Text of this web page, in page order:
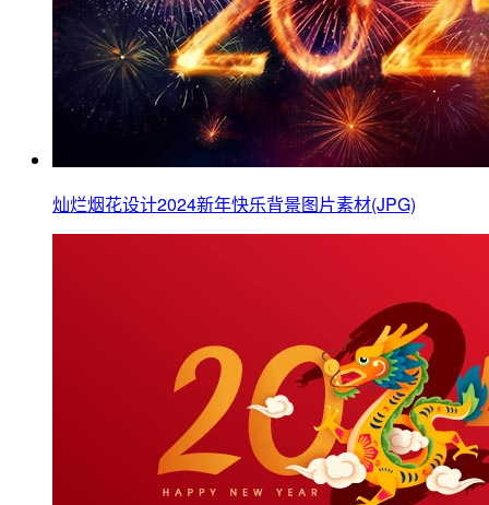
灿烂烟花设计2024新年快乐背景图片素材(JPG)